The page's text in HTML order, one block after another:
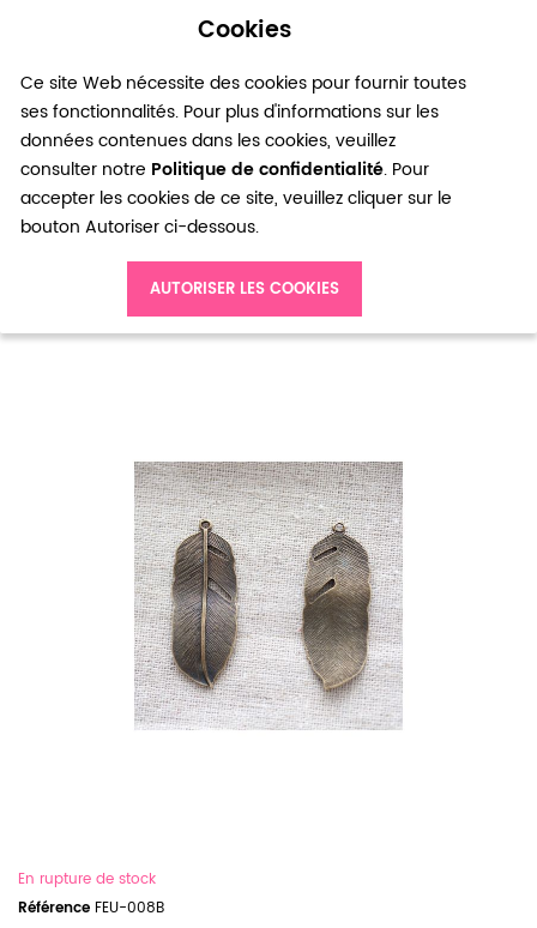
Cookies
Ce site Web nécessite des cookies pour fournir toutes
ses fonctionnalités. Pour plus d'informations sur les
données contenues dans les cookies, veuillez
consulter notre Politique de confidentialité. Pour
accepter les cookies de ce site, veuillez cliquer sur le
bouton Autoriser ci-dessous.
AUTORISER LES COOKIES
0
Breloque Grande feuille Bronze vieilli x 1
En rupture de stock
Référence FEU-008B